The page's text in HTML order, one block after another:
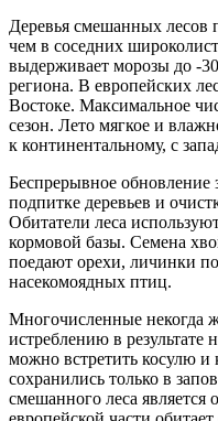
Деревья смешанных лесов
чем в соседних
выдерживает морозы до -
региона. В европейских
Востоке. Максимальное
сезон. Лето мягкое и
к континентальному, с
Беспрерывное обновление
подпитке деревьев и
Обитатели леса
кормовой базы. Семена
поедают орехи, личинки
насекомоядных птиц.
Многочисленные некогда
истреблению в
можно встретить косулю и
сохранились только в
смешанного леса